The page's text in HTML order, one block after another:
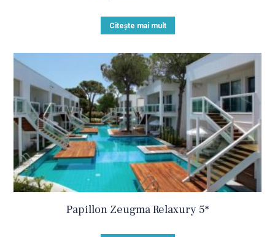
Citește mai mult
Papillon Zeugma Relaxury 5*